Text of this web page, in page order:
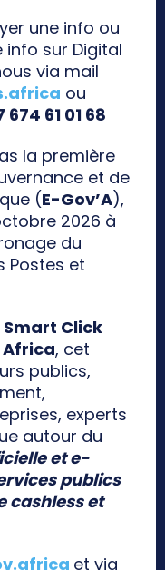
une info ou
info sur Digital
via mail
ou
674 61 01 68
la première
et de
(E-Gov’A),
2026 à
du
Postes et
Smart Click
Africa, cet
publics,
experts
autour du
et e-
publics
cashless et
et via